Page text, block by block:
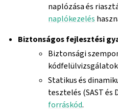
naplózása és
naplókezelés
Biztonságos fejlesztési
Biztonsági
Statikus és
tesztelés (SAST és
forráskód.